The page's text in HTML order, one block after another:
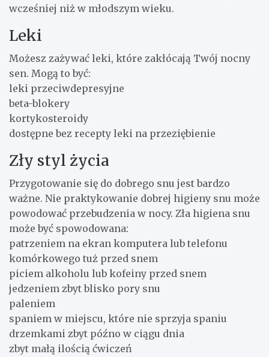
wcześniej niż w młodszym wieku.
Leki
Możesz zażywać leki, które zakłócają Twój nocny
sen. Mogą to być:
leki przeciwdepresyjne
beta-blokery
kortykosteroidy
dostępne bez recepty leki na przeziębienie
Zły styl życia
Przygotowanie się do dobrego snu jest bardzo
ważne. Nie praktykowanie dobrej higieny snu może
powodować przebudzenia w nocy. Zła higiena snu
może być spowodowana:
patrzeniem na ekran komputera lub telefonu
komórkowego tuż przed snem
piciem alkoholu lub kofeiny przed snem
jedzeniem zbyt blisko pory snu
paleniem
spaniem w miejscu, które nie sprzyja spaniu
drzemkami zbyt późno w ciągu dnia
zbyt małą ilością ćwiczeń